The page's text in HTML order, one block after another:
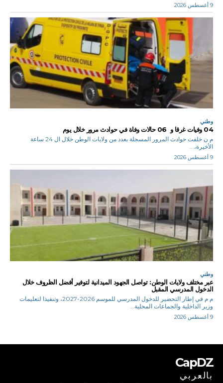
9 أغسطس 2026
وطني
04 وفيات غرقا و 06 حالات وفاة في حوادث مرور خلال يوم
م ن خلفت حوادث المرور المسجلة بعدد من ولايات الوطن خلال ال 24 ساعة
الأخيرة،...
9 أغسطس 2026
وطني
عبر مختلف ولايات الوطن: تواصل الجهود الميدانية لتوفير أفضل الظروف خلال
الدخول المدرسي المقبل
م م في إطار التحضير للدخول المدرسي للموسم 2026-2027، وتنفيذا لتعليمات
وزير الداخلية والجماعات المحلية...
9 أغسطس 2026
CapDZ
بالعربي